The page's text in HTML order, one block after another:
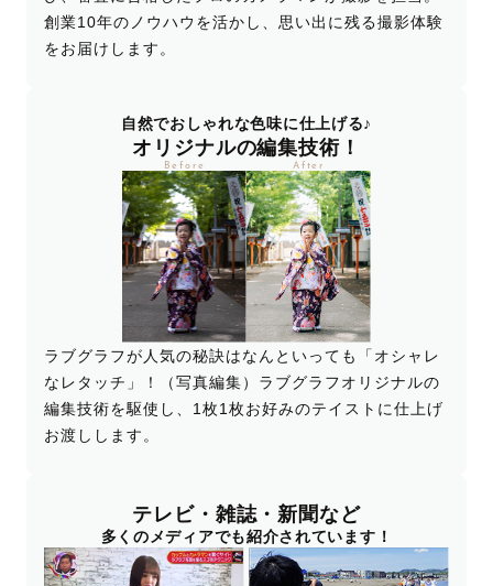
創業10年のノウハウを活かし、思い出に残る撮影体験
をお届けします。
自然でおしゃれな色味に仕上げる♪
オリジナルの編集技術！
Before After
ラブグラフが人気の秘訣はなんといっても「オシャレ
なレタッチ」！（写真編集）ラブグラフオリジナルの
編集技術を駆使し、1枚1枚お好みのテイストに仕上げ
お渡しします。
テレビ・雑誌・新聞など
多くのメディアでも紹介されています！